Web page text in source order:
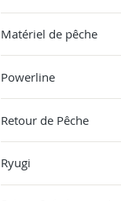
Matériel de pêche
Powerline
Retour de Pêche
Ryugi